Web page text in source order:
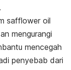
safflower oil
mengurangi
mencegah
penyebab dari